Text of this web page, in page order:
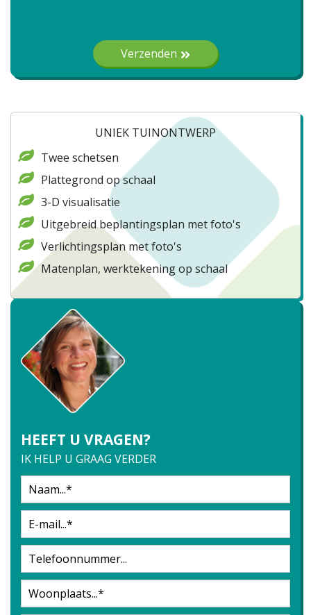
Gelieve dit veld leeg te laten.
Verzenden
UNIEK TUINONTWERP
Twee schetsen
Plattegrond op schaal
3-D visualisatie
Uitgebreid beplantingsplan met foto's
Verlichtingsplan met foto's
Matenplan, werktekening op schaal
HEEFT U VRAGEN?
IK HELP U GRAAG VERDER